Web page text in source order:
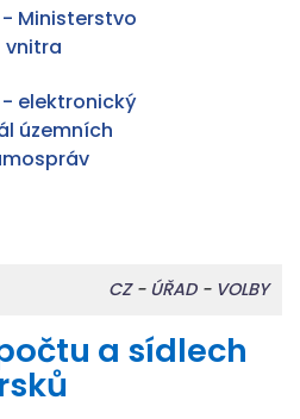
CZ- ÚŘAD- VOLBY
a sídlech